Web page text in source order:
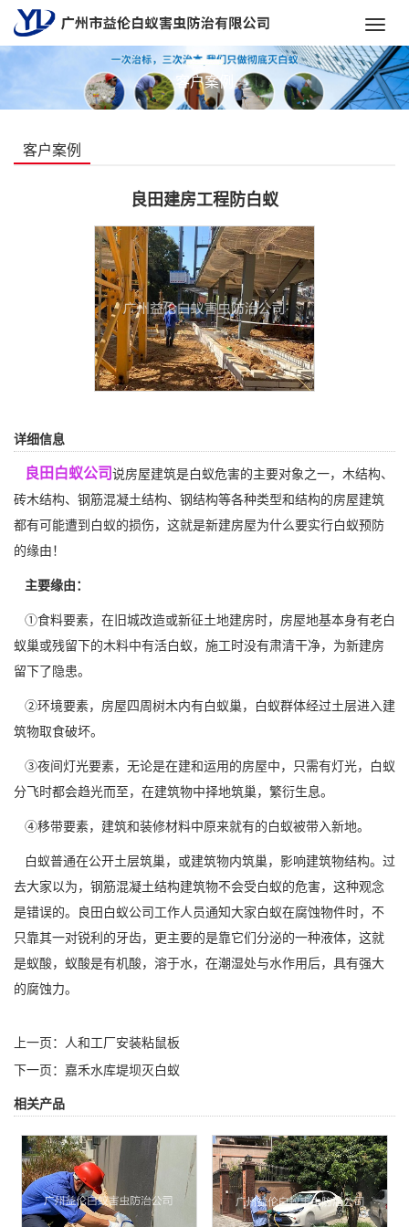
客户案例
客户案例
良田建房工程防白蚁
详细信息
良田白蚁公司说房屋建筑是白蚁危害的主要对象之一，木结构、
砖木结构、钢筋混凝土结构、钢结构等各种类型和结构的房屋建筑
都有可能遭到白蚁的损伤，这就是新建房屋为什么要实行白蚁预防
的缘由！
主要缘由：
①食料要素，在旧城改造或新征土地建房时，房屋地基本身有老白
蚁巢或残留下的木料中有活白蚁，施工时没有肃清干净，为新建房
留下了隐患。
②环境要素，房屋四周树木内有白蚁巢，白蚁群体经过土层进入建
筑物取食破坏。
③夜间灯光要素，无论是在建和运用的房屋中，只需有灯光，白蚁
分飞时都会趋光而至，在建筑物中择地筑巢，繁衍生息。
④移带要素，建筑和装修材料中原来就有的白蚁被带入新地。
白蚁普通在公开土层筑巢，或建筑物内筑巢，影响建筑物结构。过
去大家以为，钢筋混凝土结构建筑物不会受白蚁的危害， 这种观念
是错误的。良田白蚁公司工作人员通知大家白蚁在腐蚀物件时，不
只靠其一对锐利的牙齿，更主要的是靠它们分泌的一种液体，这就
是蚁酸，蚁酸是有机酸，溶于水，在潮湿处与水作用后，具有强大
的腐蚀力。
上一页：
人和工厂安装粘鼠板
下一页： 嘉禾水库堤坝灭白蚁
相关产品